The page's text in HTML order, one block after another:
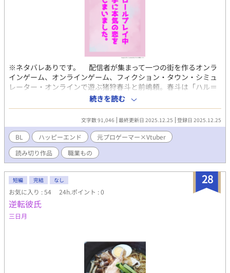
※ネタバレありです。 配信者が集まって一つの街を作るオンラ
インゲーム、オンラインゲーム、フィクション・タウン・シミュ
レーター・オンラインで遊ぶ猪狩春斗と前嶋頼。春斗は「ハル＝
ガリー」という男性、頼は「小森冬雪」という女性キャラクター
を作成し交流を深めていた。 冬雪を取り巻く人間関係について
悩み、自分と過ごすことを優先してもらいたいと思ったハルは友
人に相談し、恋人になってくれと告白することを決断する。 ハ
ルの告白は成功し無事に付き合うこととなった。そして、そのあ
とプレイヤーである春斗と頼が会う機会が訪れる。春斗は、頼を
一目見た瞬間から好きになってしまう。初対面の飲みの場にて頼
は疲れとアルコールへの耐性のなさにより途中で眠った。それを
春斗がタクシーで自宅まで送り届ける。 その後ゲーム内で初対
面の話を聞かれた春斗が頼の前で送り狼と揶揄われ、自身の気持
ちを知られたくない春斗はゲーム上の関係とリアルを一緒にする
なと怒ってしまう。 拒絶されたことによって頼は春斗を好きだ
と気づくが……。 ゲーム内で恋人になった二人がリアルでも恋
続きを読む
文字数 91,046 最終更新日 2025.12.25 登録日 2025.12.25
BL ハッピーエンド
元プロゲーマー×Vtuber
読み切り作品
職業もの
28
短編 完結 なし
お気に入り : 54 24h.ポイント : 0
逆転彼氏
三日月